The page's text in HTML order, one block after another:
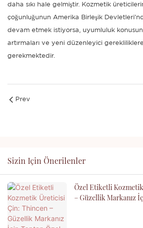
daha sıkı hale gelmiştir. Kozmetik
çoğunluğunun Amerika Birleşik
devam etmek istiyorsa, uyumluluk
artırmaları ve yeni düzenleyici
gerekmektedir.
Prev
Sizin Için Önerilenler
Özel Etiketli
– Güzellik Markanız